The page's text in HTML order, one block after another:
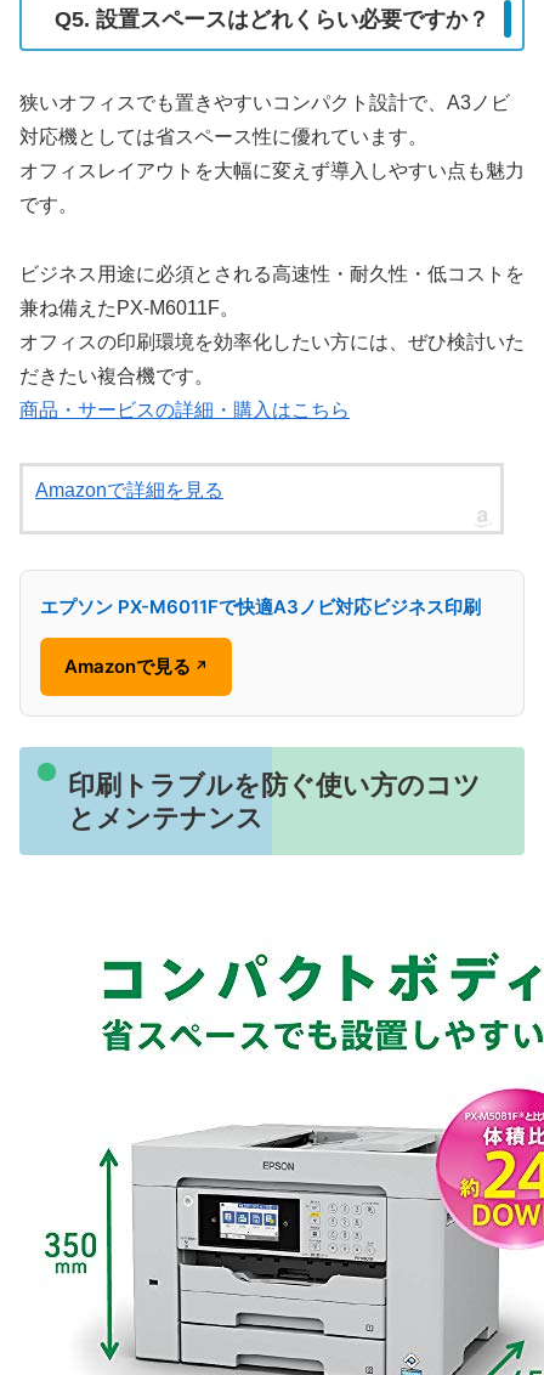
Q5. 設置スペースはどれくらい必要ですか？
狭いオフィスでも置きやすいコンパクト設計で、A3ノビ
対応機としては省スペース性に優れています。
オフィスレイアウトを大幅に変えず導入しやすい点も魅力
です。
ビジネス用途に必須とされる高速性・耐久性・低コストを
兼ね備えたPX-M6011F。
オフィスの印刷環境を効率化したい方には、ぜひ検討いた
だきたい複合機です。
商品・サービスの詳細・購入はこちら
Amazonで詳細を見る
エプソン PX-M6011Fで快適A3ノビ対応ビジネス印刷
Amazonで見る ↗
印刷トラブルを防ぐ使い方のコツ
とメンテナンス